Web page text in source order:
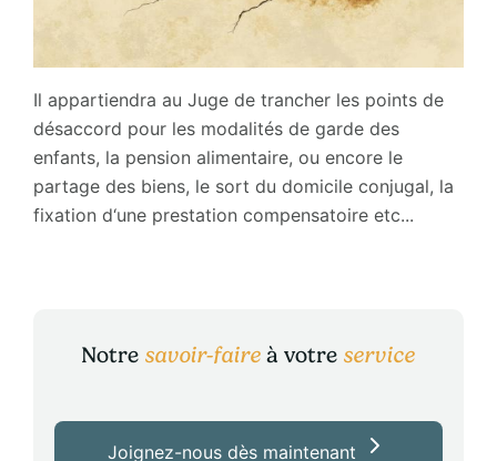
Il appartiendra au Juge de trancher les points de
désaccord pour les modalités de garde des
enfants, la pension alimentaire, ou encore le
partage des biens, le sort du domicile conjugal, la
fixation d‘une prestation compensatoire etc...
Notre savoir-faire à votre service
Joignez-nous dès maintenant